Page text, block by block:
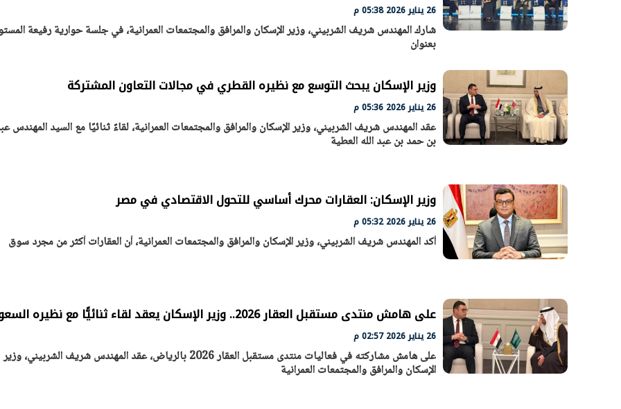
26 يناير 2026 05:38 م
شارك المهندس شريف الشربيني، وزير الإسكان والمرافق والمجتمعات العمرانية، في جلسة حوارية رفيعة
بعنوان
وزير الإسكان يبحث التوسع مع نظيره القطري في مجالات التعاون المشتركة
26 يناير 2026 05:36 م
عقد المهندس شريف الشربيني، وزير الإسكان والمرافق والمجتمعات العمرانية، لقاءً ثنائيًا مع السيد المهندس
بن حمد بن عبد الله العطية
وزير الإسكان: العقارات محرك أساسي للتحول الاقتصادي في مصر
26 يناير 2026 05:32 م
أكد المهندس شريف الشربيني، وزير الإسكان والمرافق والمجتمعات العمرانية، أن العقارات أكثر من مجرد سوق
على هامش منتدى مستقبل العقار 2026.. وزير الإسكان يعقد لقاء ثنائيًّا مع نظيره السعودي
26 يناير 2026 02:57 م
على هامش مشاركته في فعاليات منتدى مستقبل العقار 2026 بالرياض، عقد المهندس شريف الشربيني، وزير
الإسكان والمرافق والمجتمعات العمرانية
بوصفها مركزًا إقليميًّا للطاقة
30 مارس 2026 03:59 م بنظام الإيجار